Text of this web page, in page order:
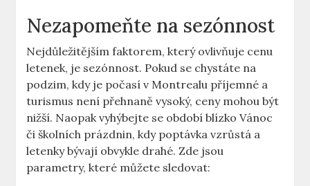
Nezapomeňte na sezónnost
Nejdůležitějším faktorem, který ovlivňuje cenu
letenek, je sezónnost. Pokud se chystáte na
podzim, kdy je počasí v Montrealu příjemné a
turismus není přehnaně vysoký, ceny mohou být
nižší. Naopak vyhýbejte se období blízko Vánoc
či školních prázdnin, kdy poptávka vzrůstá a
letenky bývají obvykle drahé. Zde jsou
parametry, které můžete sledovat: